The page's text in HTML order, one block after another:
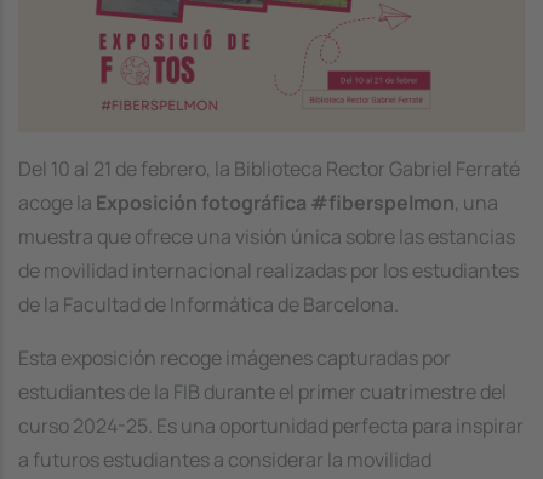
Del 10 al 21 de febrero, la Biblioteca Rector Gabriel Ferraté
acoge la Exposición fotográfica #fiberspelmon, una
muestra que ofrece una visión única sobre las estancias
de movilidad internacional realizadas por los estudiantes
de la Facultad de Informática de Barcelona.
Esta exposición recoge imágenes capturadas por
estudiantes de la FIB durante el primer cuatrimestre del
curso 2024-25. Es una oportunidad perfecta para inspirar
a futuros estudiantes a considerar la movilidad